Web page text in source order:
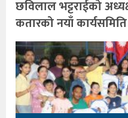
छविलाल भट्टराईको
कतारको नयाँ कार्यसमिति